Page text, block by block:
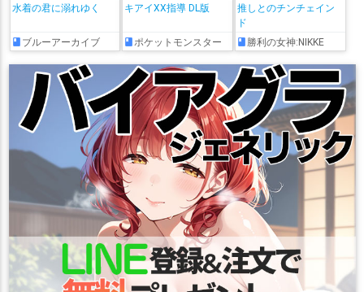
水着の君に溺れゆく
ブルーアーカイブ
キアイXX指導 DL版
ポケットモンスター
推しとのチンチェイン
ド
勝利の女神:NIKKE